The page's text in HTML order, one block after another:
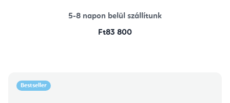
5-8 napon belül szállítunk
Ft83 800
Bestseller